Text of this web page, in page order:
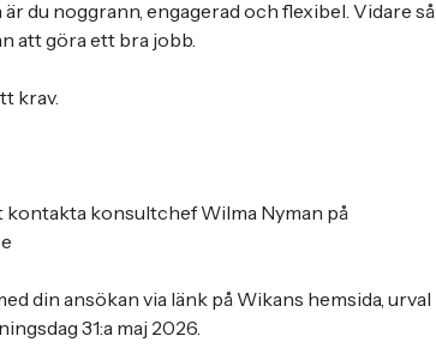
du noggrann, engagerad och flexibel. Vidare så
att göra ett bra jobb.
krav.
konsultchef Wilma Nyman på
din ansökan via länk på Wikans hemsida, urval
31:a maj 2026.